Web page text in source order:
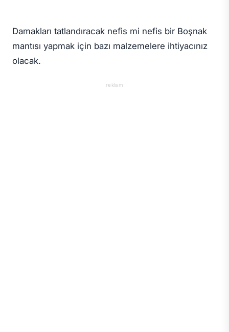
Damakları tatlandıracak nefis mi nefis bir Boşnak
mantısı yapmak için bazı malzemelere ihtiyacınız
olacak.
reklam